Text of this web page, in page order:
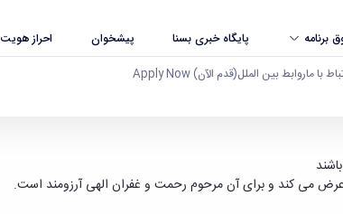
برنامه پایگاه خبری بسنا پیشخوان احراز هویت
با ماروابط بین الملل(قدم الآن) Apply Now
عرض می کند و برای آن مرحوم رحمت و غفران الهی آرزومند است.